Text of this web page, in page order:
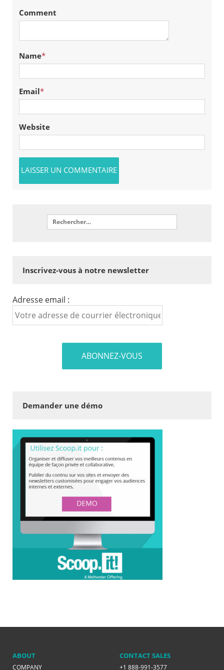
Comment
Name*
Email*
Website
Inscrivez-vous à notre newsletter
Adresse email :
Demander une démo
ABOUT
COMPANY
CONTACT SALES
+1 888-991-3577